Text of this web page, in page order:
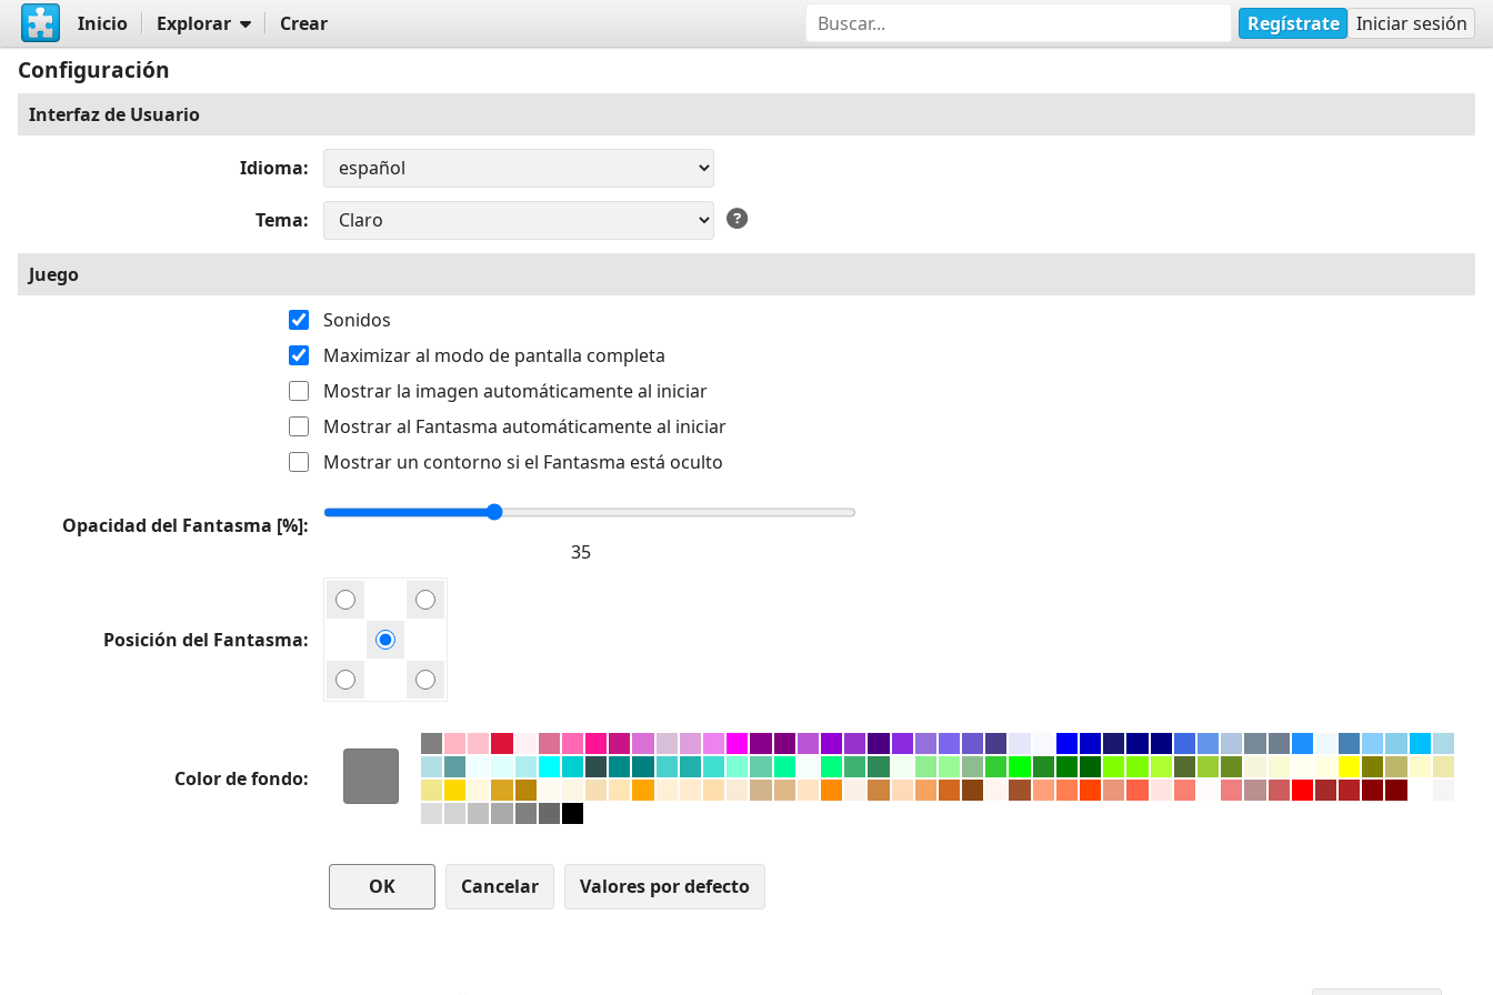
Inicio Explorar Crear Regístrate Iniciar sesión
Configuración
Interfaz de Usuario
Idioma
Tema
Juego
Sonidos
Maximizar al modo de pantalla completa
Mostrar la imagen automáticamente al iniciar
Mostrar al Fantasma automáticamente al iniciar
Mostrar un contorno si el Fantasma está oculto
Opacidad del Fantasma [%]
Posición del Fantasma
Color de fondo
Cancelar